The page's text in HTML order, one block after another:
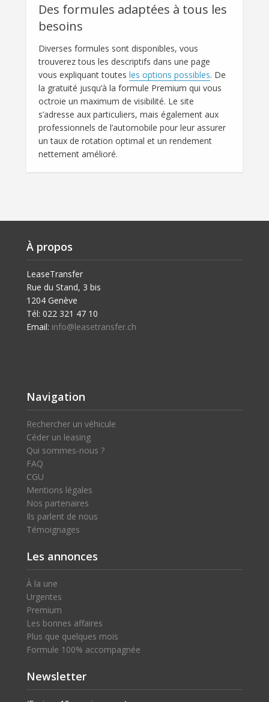
Des formules adaptées à tous les
besoins
Diverses formules sont disponibles, vous
trouverez tous les descriptifs dans une page
vous expliquant toutes les options possibles. De
la gratuité jusqu’à la formule Premium qui vous
octroie un maximum de visibilité. Le site
s’adresse aux particuliers, mais également aux
professionnels de l’automobile pour leur assurer
un taux de rotation optimal et un rendement
nettement amélioré.
À propos
LeaseTransfer
Rue du Stand, 3 bis
1204 Genève
Tél: 022 321 47 10
Email: info@leasetransfer.ch
Navigation
Rechercher un véhicule
Céder un leasing
Qui sommes-nous ?
FAQ
CGU
Mentions légales
Nos partenaires
Ils parlent de nous
Témoignages
Les annonces
À la une
Urgentes
Premium
Les bonnes affaires
Plus que quelques mois
Formule 100% accompagnée
Newsletter